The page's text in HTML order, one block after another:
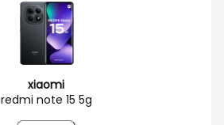
xiaomi
redmi note 15 5g